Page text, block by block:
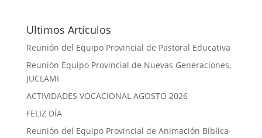
Ultimos Artículos
Reunión del Equipo Provincial de Pastoral Educativa
Reunión Equipo Provincial de Nuevas Generaciones,
JUCLAMI
ACTIVIDADES VOCACIONAL AGOSTO 2026
FELIZ DÍA
Reunión del Equipo Provincial de Animación Bíblica-